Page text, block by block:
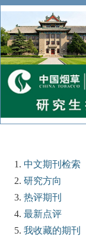
中文期刊检索
研究方向
热评期刊
最新点评
我收藏的期刊